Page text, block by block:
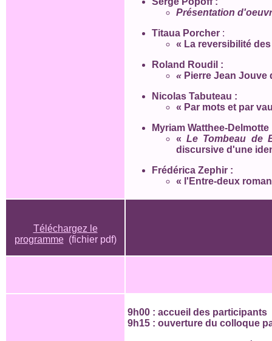
Présentation
Titaua Porcher :
« La reversibilité
Roland Roudil :
« Pierre Jean
Nicolas Tabuteau :
« Par mots et par
Myriam Watthee-Delmotte
« Le Tombeau de
discursive d'une
Frédérica Zephir :
« l'Entre-deux
Téléchargez le
programme(fichier pdf)
9h00 : accueil des participants
9h15 : ouverture du colloque